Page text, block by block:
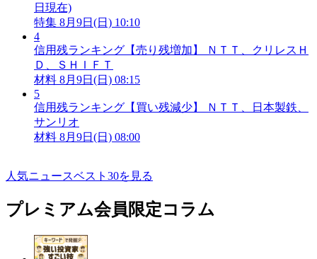
日現在)
特集 8月9日(日) 10:10
4
信用残ランキング【売り残増加】 ＮＴＴ、クリレスＨ
Ｄ、ＳＨＩＦＴ
材料 8月9日(日) 08:15
5
信用残ランキング【買い残減少】 ＮＴＴ、日本製鉄、
サンリオ
材料 8月9日(日) 08:00
人気ニュースベスト30を見る
プレミアム会員限定コラム